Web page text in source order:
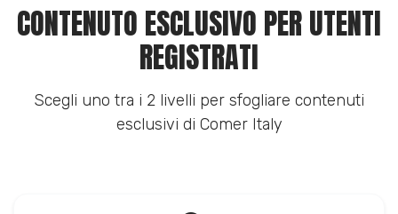
CONTENUTO ESCLUSIVO PER UTENTI
REGISTRATI
Scegli uno tra i 2 livelli per sfogliare contenuti
esclusivi di Comer Italy